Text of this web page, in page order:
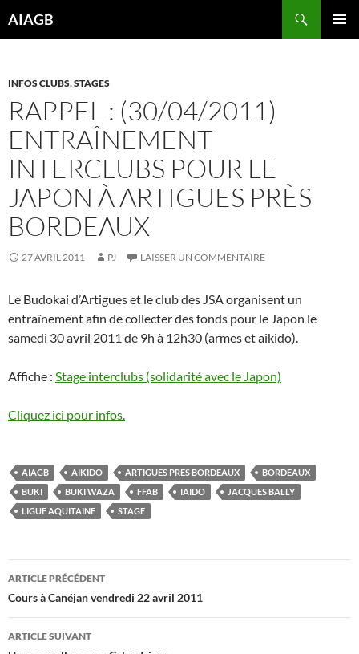
auAIAGB
INFOS CLUBS,STAGES
RAPPEL : (30/04/2011)
ENTRAÎNEMENT
INTERCLUBS POUR LE
JAPON À ARTIGUES PRÈS
BORDEAUX
27 AVRIL 2011 PJ LAISSER UN COMMENTAIRE
Le Budokai d’Artigues et le club des JSA organisent un
entraînement afin de collecter des fonds pour le Japon le
samedi 30 avril 2011 de 9h à 12h30 (armes et aikido).
Affiche : Stage interclubs (solidarité avec le Japon)
Cliquez ici pour infos.
AIAGB AIKIDO ARTIGUES PRES BORDEAUX
BORDEAUX
BUKI
BUKI WAZA FFAB IAIDO
JACQUES BALLY
LIGUE AQUITAINE
STAGE
Navigation
des
articles
ARTICLE PRÉCÉDENT
Cours à Canéjan vendredi 22 avril 2011
ARTICLE SUIVANT